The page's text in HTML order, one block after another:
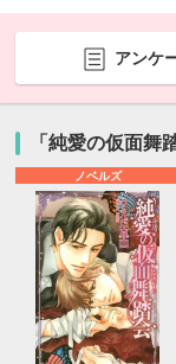
アンケ
「純愛の仮面舞
ノベルズ